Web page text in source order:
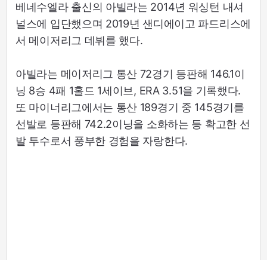
베네수엘라 출신의 아빌라는 2014년 워싱턴 내셔
널스에 입단했으며 2019년 샌디에이고 파드리스에
서 메이저리그 데뷔를 했다.
아빌라는 메이저리그 통산 72경기 등판해 146.1이
닝 8승 4패 1홀드 1세이브, ERA 3.51을 기록했다.
또 마이너리그에서는 통산 189경기 중 145경기를
선발로 등판해 742.2이닝을 소화하는 등 확고한 선
발 투수로서 풍부한 경험을 자랑한다.